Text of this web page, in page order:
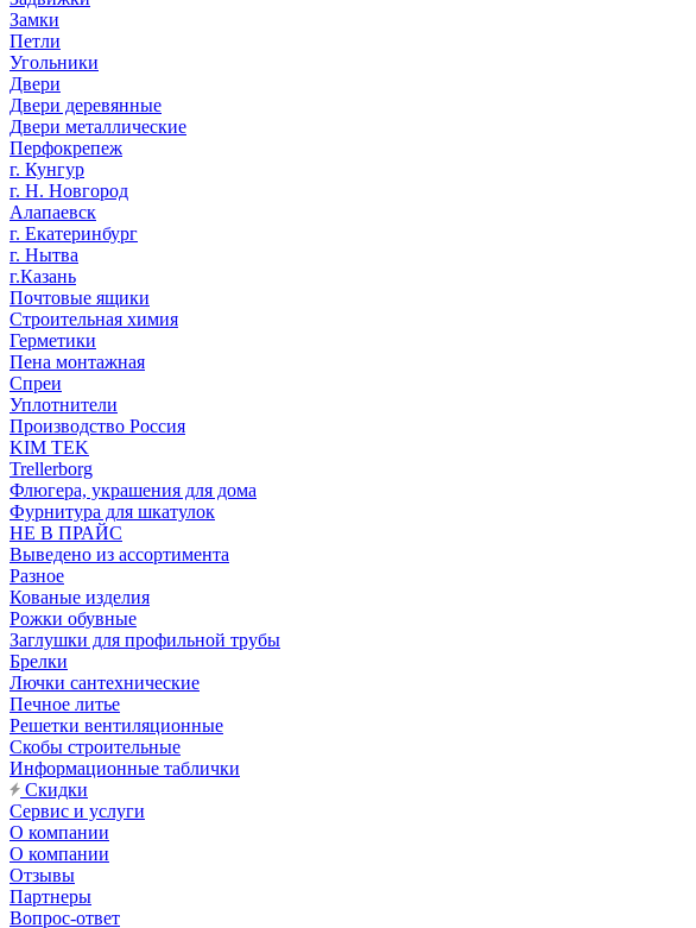
Замки
Петли
Угольники
Двери
Двери деревянные
Двери металлические
Перфокрепеж
г. Кунгур
г. Н. Новгород
Алапаевск
г. Екатеринбург
г. Нытва
г.Казань
Почтовые ящики
Строительная химия
Герметики
Пена монтажная
Спреи
Уплотнители
Производство Россия
KIM TEK
Trellerborg
Флюгера, украшения для дома
Фурнитура для шкатулок
НЕ В ПРАЙС
Выведено из ассортимента
Разное
Кованые изделия
Рожки обувные
Заглушки для профильной трубы
Брелки
Лючки сантехнические
Печное литье
Решетки вентиляционные
Скобы строительные
Информационные таблички
Скидки
Сервис и услуги
О компании
О компании
Отзывы
Партнеры
Вопрос-ответ